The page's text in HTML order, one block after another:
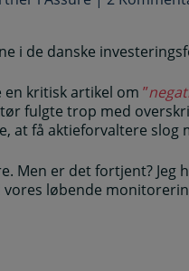
i de danske
kritisk artikel om ”
fulgte trop med
at få aktieforvaltere slog
Men er det fortjent?
løbende